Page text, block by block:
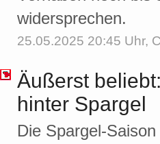
widersprechen.
25.05.2025 20:45 Uhr,
Äußerst
hinter Spargel
Die Spargel-